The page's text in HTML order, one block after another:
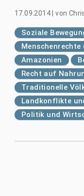
17.09.2014|von
Soziale
Amazonien
Recht auf
Traditionelle
Landkonflikte
Politik und